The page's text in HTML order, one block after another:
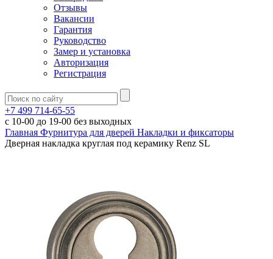
Отзывы
Вакансии
Гарантия
Руководство
Замер и установка
Авторизация
Регистрация
+7 499 714-65-55
с 10-00 до 19-00 без выходных
Главная Фурнитура для дверей Накладки и фиксаторы
Дверная накладка круглая под керамику Renz SL